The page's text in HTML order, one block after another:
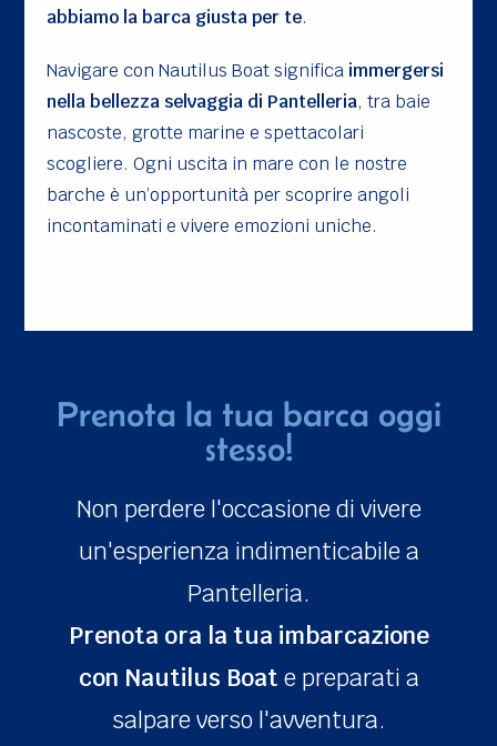
abbiamo la barca giusta per te.
Navigare con Nautilus Boat significa immergersi
nella bellezza selvaggia di Pantelleria, tra baie
nascoste, grotte marine e spettacolari
scogliere. Ogni uscita in mare con le nostre
barche è un’opportunità per scoprire angoli
incontaminati e vivere emozioni uniche.
Prenota la tua barca oggi
stesso!
Non perdere l'occasione di vivere
un'esperienza indimenticabile a
Pantelleria.
Prenota ora la tua imbarcazione
con Nautilus Boat e preparati a
salpare verso l'avventura.